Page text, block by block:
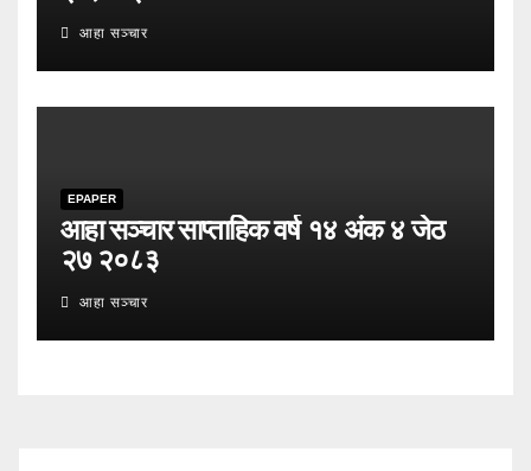
आहा सञ्चार
EPAPER
आहा सञ्चार साप्ताहिक वर्ष १४ अंक ४ जेठ
२७ २०८३
आहा सञ्चार